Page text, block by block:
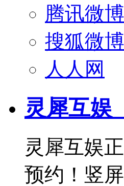
腾讯微博
搜狐微博
人人网
灵犀互娱
灵犀互娱
预约！竖